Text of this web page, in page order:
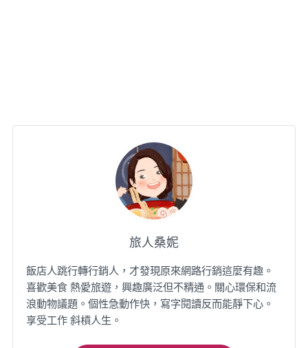
旅人桑妮
飯店人跳行轉行銷人，才發現原來網路行銷這麼有趣。
喜歡美食 熱愛旅遊，興趣廣泛但不精通。關心環保和流
浪動物議題。個性急動作快，寫字閱讀反而能靜下心。
享受工作 斜槓人生。